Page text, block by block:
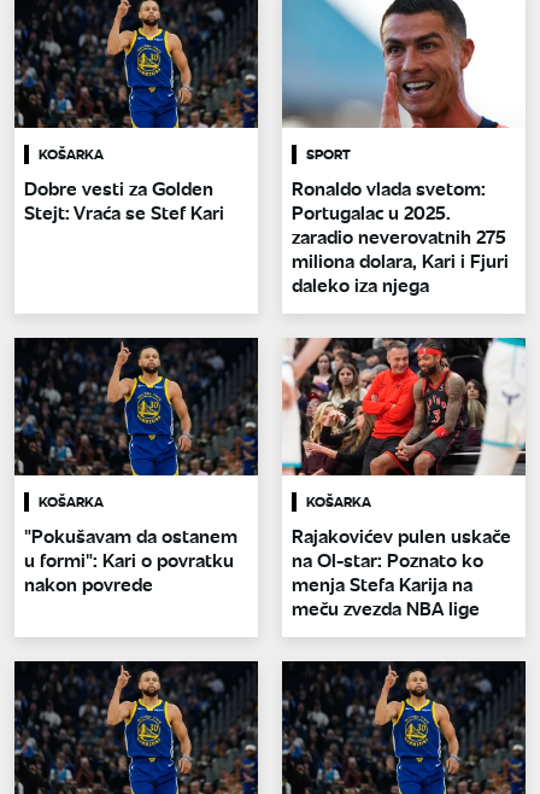
KOŠARKA
Dobre vesti za Golden
Stejt: Vraća se Stef Kari
SPORT
Ronaldo vlada svetom:
Portugalac u 2025.
zaradio neverovatnih 275
miliona dolara, Kari i Fjuri
daleko iza njega
KOŠARKA
"Pokušavam da ostanem
u formi": Kari o povratku
nakon povrede
KOŠARKA
Rajakovićev pulen uskače
na Ol-star: Poznato ko
menja Stefa Karija na
meču zvezda NBA lige